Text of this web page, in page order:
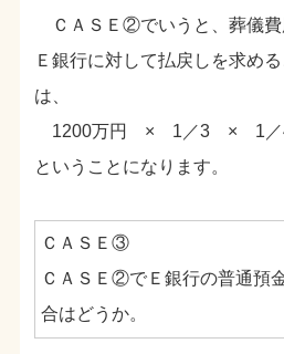
ＣＡＳＥ②でいうと、葬儀費
Ｅ銀行に対して払戻しを求め
は、
1200万円 × 1／3 × 1
ということになります。
ＣＡＳＥ③
ＣＡＳＥ②でＥ銀行の普通預
合はどうか。